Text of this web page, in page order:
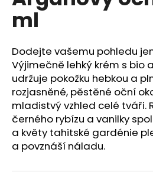
hvězdiček.
ml
Dodejte vašemu pohledu
Výjimečně lehký krém s bio
udržuje pokožku hebkou a
rozjasněné, pěstěné oční
mladistvý vzhled celé tváři.
černého rybízu a vanilky
a květy tahitské gardénie
a povznáší náladu.
a
j
í
t
?
HLEDAT